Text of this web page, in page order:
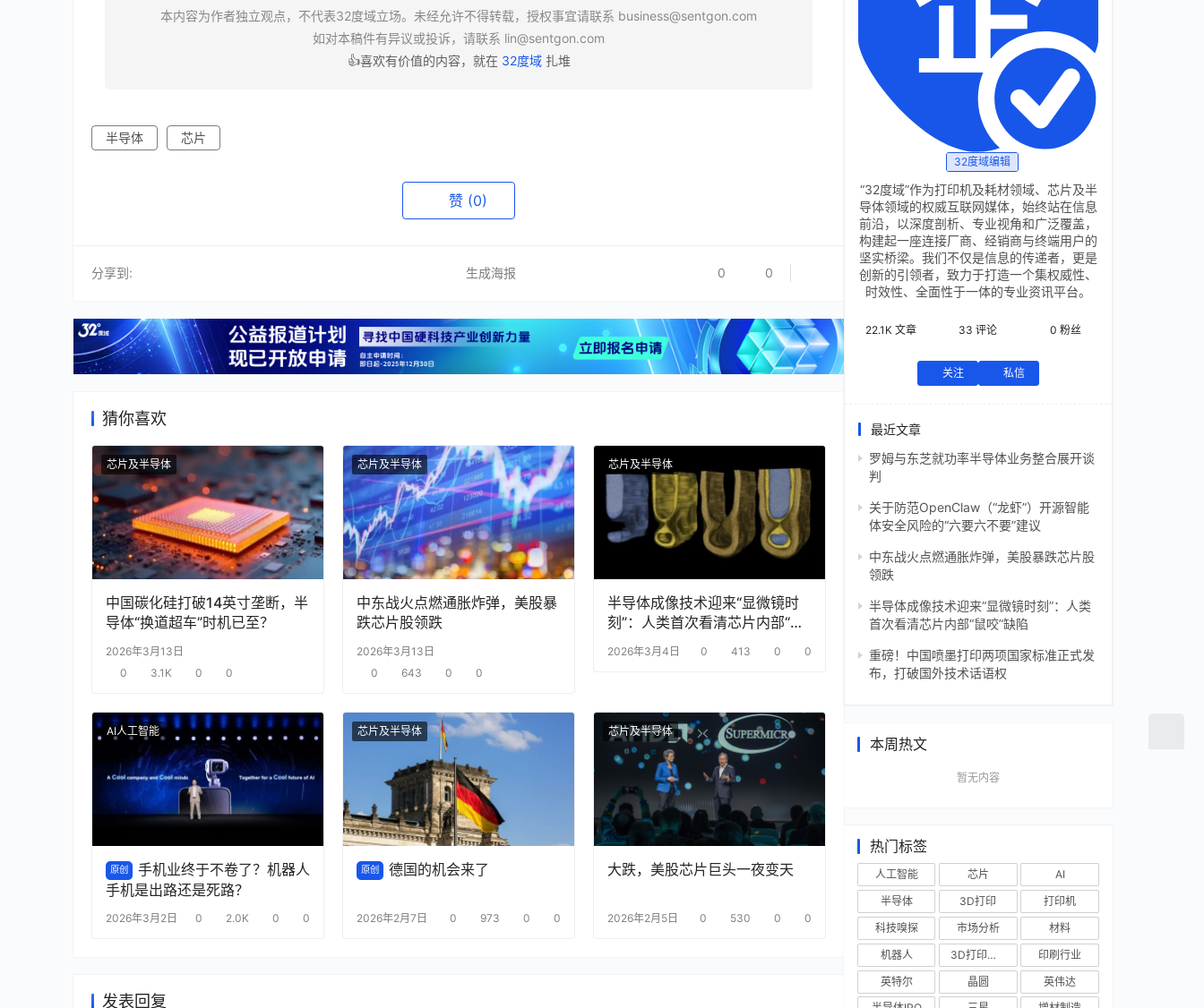
本内容为作者独立观点，不代表32度域立场。未经允许不得转载，授权事宜请联系 business@sentgon.com
如对本稿件有异议或投诉，请联系 lin@sentgon.com
👍喜欢有价值的内容，就在 32度域扎堆
半导体 芯片
赞 (0)
分享到: 生成海报 0 0
猜你喜欢
芯片及半导体
中国碳化硅打破14英寸垄断，半
导体“换道超车”时机已至？
2026年3月13日
0
3.1K 0 0
芯片及半导体
中东战火点燃通胀炸弹，美股暴
跌芯片股领跌
2026年3月13日
0
643 0 0
芯片及半导体
半导体成像技术迎来“显微镜时
刻”：人类首次看清芯片内部“鼠
咬”缺陷
2026年3月4日 0 413 0 0
AI人工智能
原创
手机业终于不卷了？机器人
手机是出路还是死路？
2026年3月2日 0 2.0K 0 0
芯片及半导体
原创 德国的机会来了
2026年2月7日 0 973 0 0
芯片及半导体
大跌，美股芯片巨头一夜变天
2026年2月5日 0 530 0 0
发表回复
32度域编辑
“32度域”作为打印机及耗材领域、芯片及半
导体领域的权威互联网媒体，始终站在信息
前沿，以深度剖析、专业视角和广泛覆盖，
构建起一座连接厂商、经销商与终端用户的
坚实桥梁。我们不仅是信息的传递者，更是
创新的引领者，致力于打造一个集权威性、
时效性、全面性于一体的专业资讯平台。
22.1K 文章 33 评论 0 粉丝
关注 私信
最近文章
罗姆与东芝就功率半导体业务整合展开谈
判
关于防范OpenClaw（“龙虾”）开源智能
体安全风险的“六要六不要”建议
中东战火点燃通胀炸弹，美股暴跌芯片股
领跌
半导体成像技术迎来“显微镜时刻”：人类
首次看清芯片内部“鼠咬”缺陷
重磅！中国喷墨打印两项国家标准正式发
布，打破国外技术话语权
本周热文
暂无内容
热门标签
人工智能 芯片
AI
半导体
3D打印
打印机
科技嗅探
市场分析
材料
机器人
3D打印技术
印刷行业
英特尔
晶圆
英伟达